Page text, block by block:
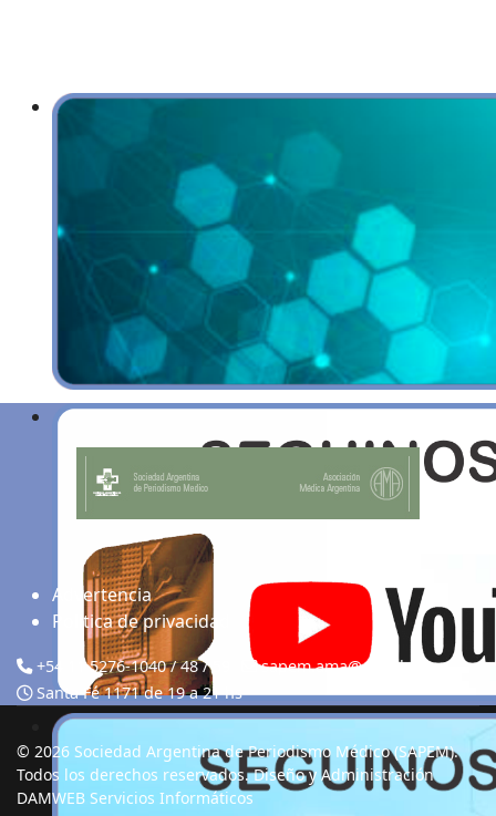
Advertencia
Politica de privacidad
+54 11 5276-1040 / 48 / 59
sapem.ama@gmail.com
Santa Fé 1171 de 19 a 21 hs
© 2026 Sociedad Argentina de Periodismo Médico (SAPEM).
Todos los derechos reservados. Diseño y Administración
DAMWEB Servicios Informáticos